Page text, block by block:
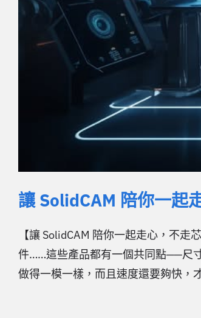
讓 SolidCAM 陪你一起
【讓 SolidCAM 陪你一起走心，不
件……這些產品都有一個共同點──尺
做得一模一樣，而且速度還要夠快，